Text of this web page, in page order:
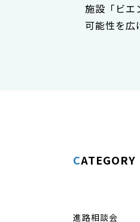
施設「ビエ
可能性を広
CATEGORY
進路相談会